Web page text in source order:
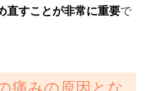
直すことが非常に重要で